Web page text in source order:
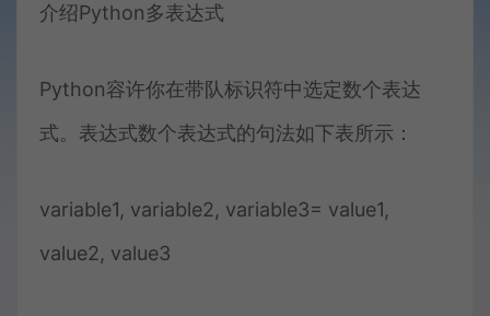
介绍Python多表达式
Python容许你在带队标识符中选定数个表达
式。表达式数个表达式的句法如下表所示：
variable1, variable2, variable3= value1,
value2, value3